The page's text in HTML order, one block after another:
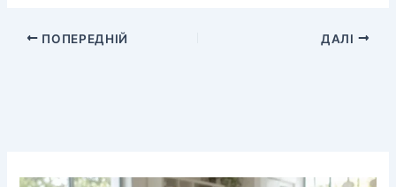
ПОПЕРЕДНІЙ ДАЛІ